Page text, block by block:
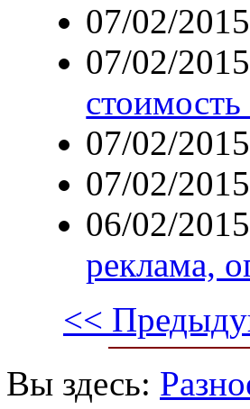
07/02/
07/02/
07/02/
07/02/
06/02/
реклама,
<<
Вы здесь: